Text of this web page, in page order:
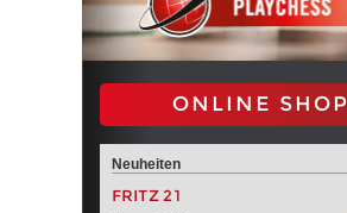
ONLINE SHOP
Neuheiten
FRITZ 21